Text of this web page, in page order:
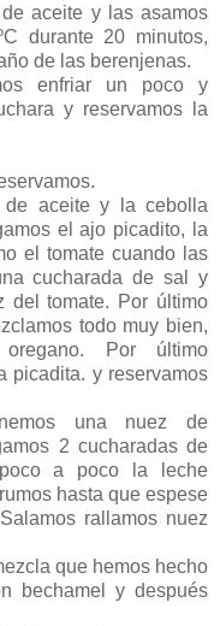
aceite y las asamos
durante 20 minutos,
de las berenjenas.
enfriar un poco y
y reservamos la
de aceite y la cebolla
el ajo picadito, la
el tomate cuando las
cucharada de sal y
del tomate. Por último
todo muy bien,
Por último
picadita. y reservamos
una nuez de
2 cucharadas de
a poco la leche
hasta que espese
rallamos nuez
que hemos hecho
bechamel y después